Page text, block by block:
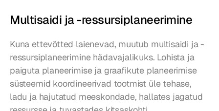
Multisaidi ja -ressursiplaneerimine
Kuna ettevõtted laienevad, muutub multisaidi ja -
ressursiplaneerimine hädavajalikuks. Lohista ja
paiguta planeerimise ja graafikute planeerimise
süsteemid koordineerivad tootmist üle tehase,
ladu ja hajutatud meeskondade, hallates jagatud